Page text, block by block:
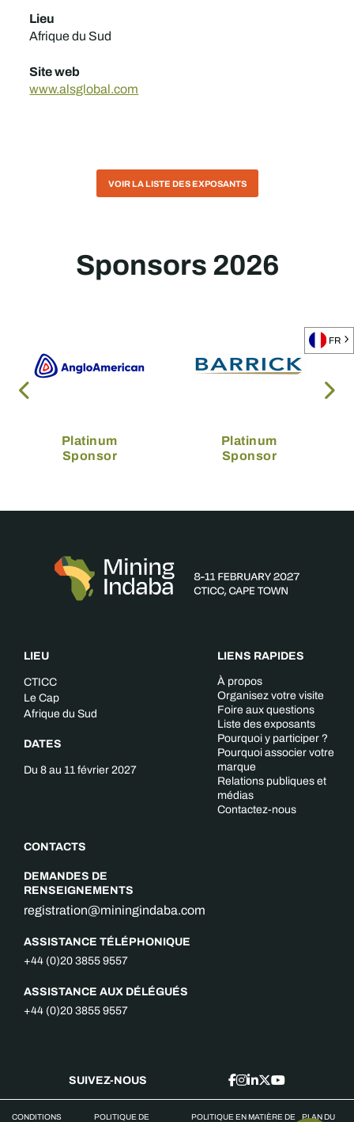
Lieu
Afrique du Sud
Site web
www.alsglobal.com
VOIR LA LISTE DES EXPOSANTS
Sponsors 2026
Platinum
Sponsor
Platinum
Sponsor
LIEU
CTICC
Le Cap
Afrique du Sud
DATES
Du 8 au 11 février 2027
CONTACTS
DEMANDES DE
RENSEIGNEMENTS
registration@miningindaba.com
ASSISTANCE TÉLÉPHONIQUE
+44 (0)20 3855 9557
ASSISTANCE AUX DÉLÉGUÉS
+44 (0)20 3855 9557
LIENS RAPIDES
À propos
Organisez votre visite
Foire aux questions
Liste des exposants
Pourquoi y participer ?
Pourquoi associer votre
marque
Relations publiques et
médias
Contactez-nous
SUIVEZ-NOUS
CONDITIONS
POLITIQUE DE
POLITIQUE EN MATIÈRE DE PLAN DU
FR